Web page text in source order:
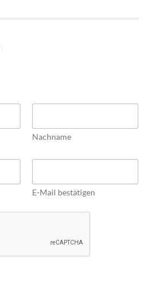
Nachname
E-Mail bestätigen